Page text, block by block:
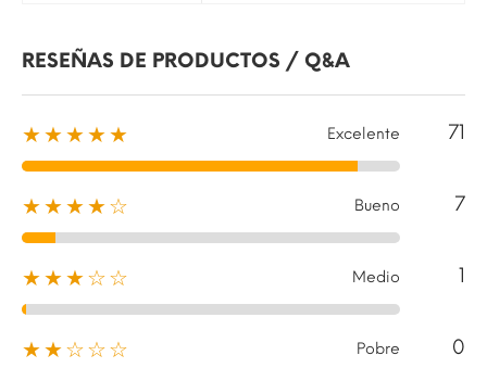
RESEÑAS DE PRODUCTOS / Q&A
★★★★★ Excelente 71
★★★★☆ Bueno 7
★★★☆☆ Medio 1
★★☆☆☆ Pobre 0